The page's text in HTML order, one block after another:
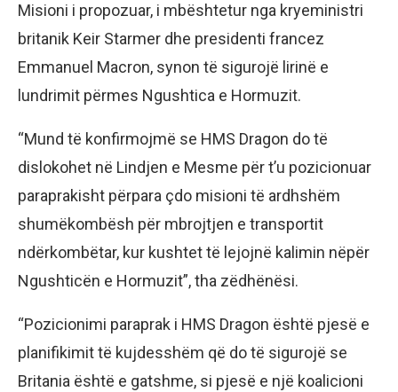
Misioni i propozuar, i mbështetur nga kryeministri
britanik Keir Starmer dhe presidenti francez
Emmanuel Macron, synon të sigurojë lirinë e
lundrimit përmes Ngushtica e Hormuzit.
“Mund të konfirmojmë se HMS Dragon do të
dislokohet në Lindjen e Mesme për t’u pozicionuar
paraprakisht përpara çdo misioni të ardhshëm
shumëkombësh për mbrojtjen e transportit
ndërkombëtar, kur kushtet të lejojnë kalimin nëpër
Ngushticën e Hormuzit”, tha zëdhënësi.
“Pozicionimi paraprak i HMS Dragon është pjesë e
planifikimit të kujdesshëm që do të sigurojë se
Britania është e gatshme, si pjesë e një koalicioni